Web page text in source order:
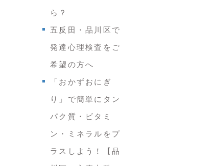
ら？
五反田・品川区で
発達心理検査をご
希望の方へ
「おかずおにぎ
り」で簡単にタン
パク質・ビタミ
ン・ミネラルをプ
ラスしよう！【品